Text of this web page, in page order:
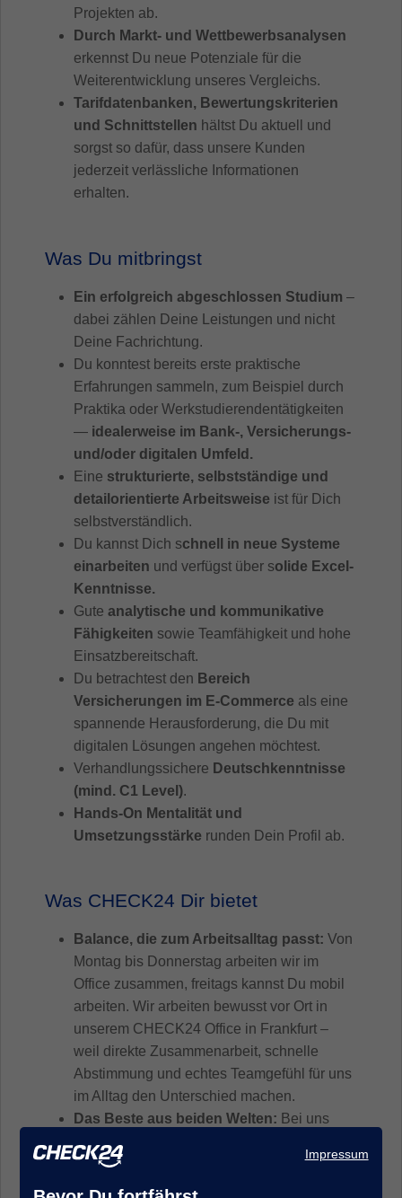
Projekten ab.
Durch Markt- und Wettbewerbsanalysen
erkennst Du neue Potenziale für die
Weiterentwicklung unseres Vergleichs.
Tarifdatenbanken, Bewertungskriterien
und Schnittstellen hältst Du aktuell und
sorgst so dafür, dass unsere Kunden
jederzeit verlässliche Informationen
erhalten.
Was Du mitbringst
Ein erfolgreich abgeschlossen Studium –
dabei zählen Deine Leistungen und nicht
Deine Fachrichtung.
Du konntest bereits erste praktische
Erfahrungen sammeln, zum Beispiel durch
Praktika oder Werkstudierendentätigkeiten
— idealerweise im Bank-, Versicherungs-
und/oder digitalen Umfeld.
Eine strukturierte, selbstständige und
detailorientierte Arbeitsweise ist für Dich
selbstverständlich.
Du kannst Dich schnell in neue Systeme
einarbeiten und verfügst über solide Excel-
Kenntnisse.
Gute analytische und kommunikative
Fähigkeiten sowie Teamfähigkeit und hohe
Einsatzbereitschaft.
Du betrachtest den Bereich
Versicherungen im E-Commerce als eine
spannende Herausforderung, die Du mit
digitalen Lösungen angehen möchtest.
Verhandlungssichere Deutschkenntnisse
(mind. C1 Level).
Hands-On Mentalität und
Umsetzungsstärke runden Dein Profil ab.
Was CHECK24 Dir bietet
Balance, die zum Arbeitsalltag passt: Von
Montag bis Donnerstag arbeiten wir im
Office zusammen, freitags kannst Du mobil
arbeiten. Wir arbeiten bewusst vor Ort in
unserem CHECK24 Office in Frankfurt –
weil direkte Zusammenarbeit, schnelle
Abstimmung und echtes Teamgefühl für uns
im Alltag den Unterschied machen.
Das Beste aus beiden Welten: Bei uns
bekommst Du die Sicherheit und Stabilität
eines etablierten Unternehmens –
kombiniert mit dem Drive, der
Impressum